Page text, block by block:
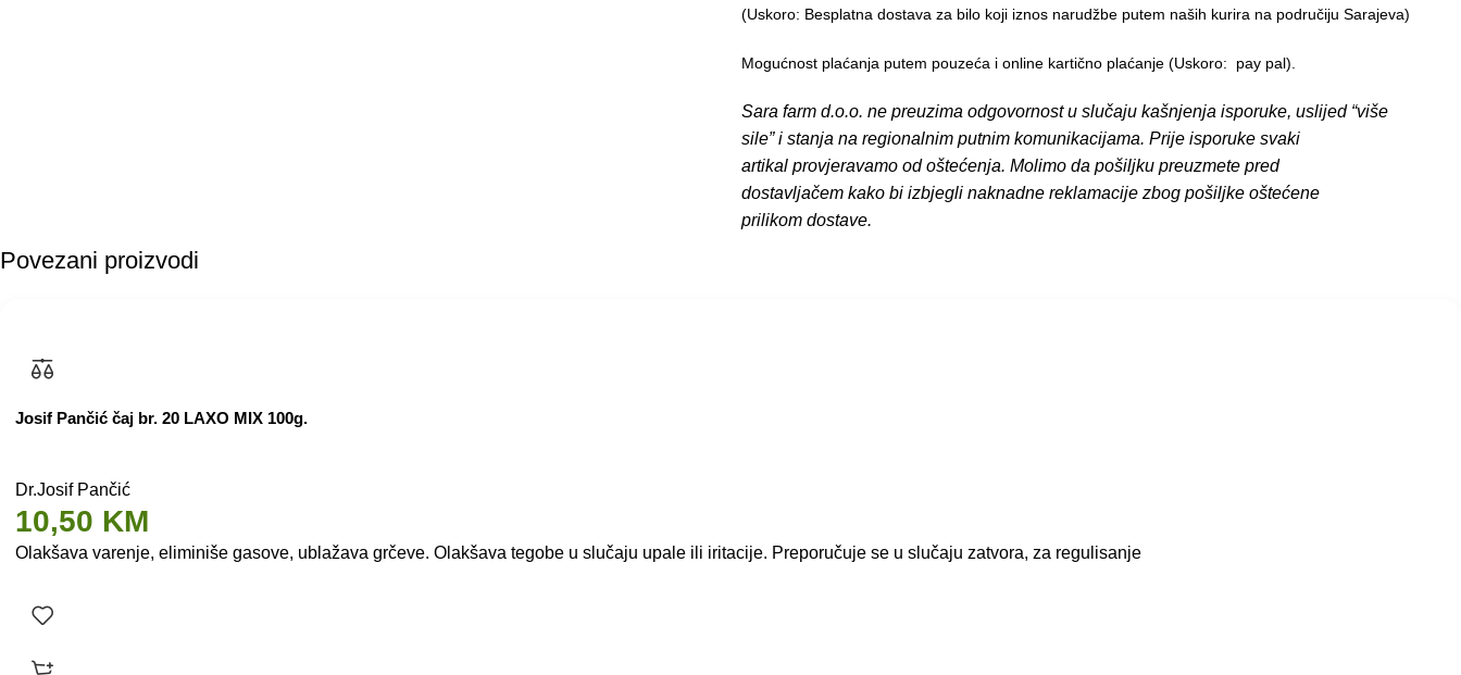
(Uskoro: Besplatna dostava za bilo koji iznos narudžbe putem naših kurira na područiju Sarajeva)
Mogućnost plaćanja putem pouzeća i online kartično plaćanje (Uskoro: pay pal).
Sara farm d.o.o. ne preuzima odgovornost u slučaju kašnjenja isporuke, uslijed “više
sile” i stanja na regionalnim putnim komunikacijama. Prije isporuke svaki
artikal provjeravamo od oštećenja. Molimo da pošiljku preuzmete pred
dostavljačem kako bi izbjegli naknadne reklamacije zbog pošiljke oštećene
prilikom dostave.
Povezani proizvodi
Josif Pančić čaj br. 20 LAXO MIX 100g.
Dr.Josif Pančić
10,50 KM
Olakšava varenje, eliminiše gasove, ublažava grčeve. Olakšava tegobe u slučaju upale ili iritacije. Preporučuje se u slučaju zatvora, za regulisanje